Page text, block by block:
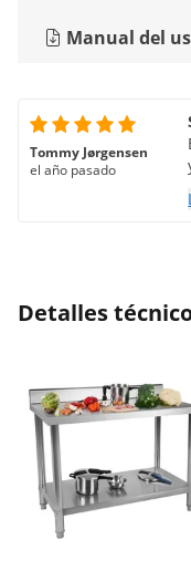
Manual del
Tommy Jørgensen
el año pasado
Detalles